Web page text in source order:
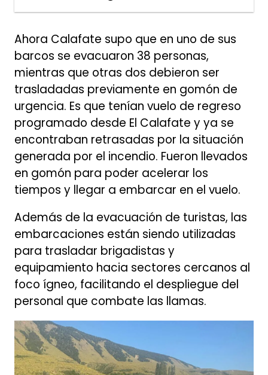
Ahora Calafate supo que en uno de sus
barcos se evacuaron 38 personas,
mientras que otras dos debieron ser
trasladadas previamente en gomón de
urgencia. Es que tenían vuelo de regreso
programado desde El Calafate y ya se
encontraban retrasadas por la situación
generada por el incendio. Fueron llevados
en gomón para poder acelerar los
tiempos y llegar a embarcar en el vuelo.
Además de la evacuación de turistas, las
embarcaciones están siendo utilizadas
para trasladar brigadistas y
equipamiento hacia sectores cercanos al
foco ígneo, facilitando el despliegue del
personal que combate las llamas.